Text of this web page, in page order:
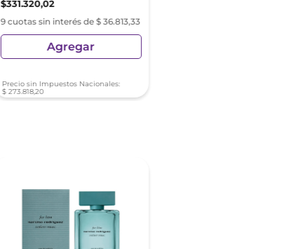
$331.320,02
9 cuotas sin interés de $ 36.813,33
Agregar
Precio sin Impuestos Nacionales:
$ 273.818,20